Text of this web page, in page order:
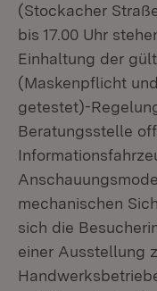
(Stockacher
bis 17.00 Uhr
Einhaltung der
(Maskenpflicht
getestet)-
Beratungsstelle
mechanischen
sich die
einer Ausstellung